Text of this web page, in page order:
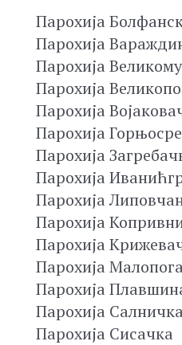
Парохија
Парохија
Парохија
Парохија
Парохија
Парохија
Парохија
Парохија
Парохија
Парохија
Парохија
Парохија
Парохија
Парохија Салничка
Парохија Сисачка